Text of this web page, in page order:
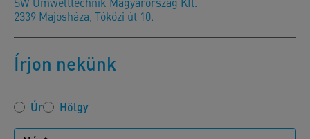
2339 Majosháza, Tóközi út 10.
Írjon nekünk
Úr Hölgy